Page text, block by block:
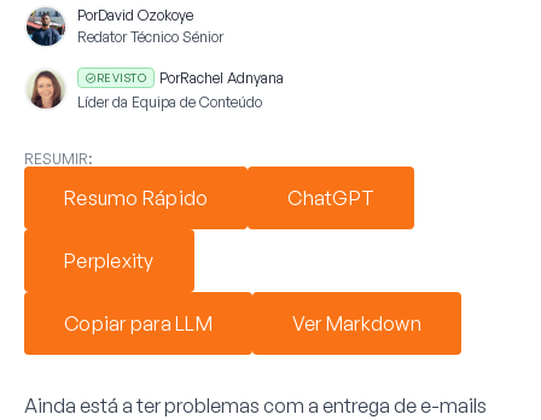
PorDavid Ozokoye
Redator Técnico Sénior
REVISTO PorRachel Adnyana
Líder da Equipa de Conteúdo
RESUMIR:
Resumo Rápido ChatGPT
Perplexity
Copiar para LLM Ver Markdown
Ainda está a ter problemas com a entrega de e-mails